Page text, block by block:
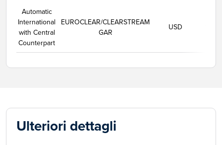
Automatic
International
with Central
Counterpart
EUROCLEAR/CLEARSTREAM
GAR
USD
Ulteriori dettagli